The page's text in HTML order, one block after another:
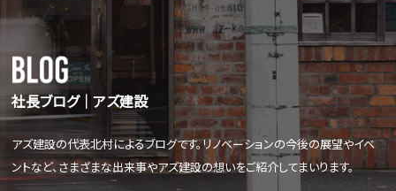
社長ブログ│アズ建設
アズ建設の代表北村によるブログです。リノベーションの今後の展望やイベ
ントなど、さまざまな出来事やアズ建設の想いをご紹介してまいります。